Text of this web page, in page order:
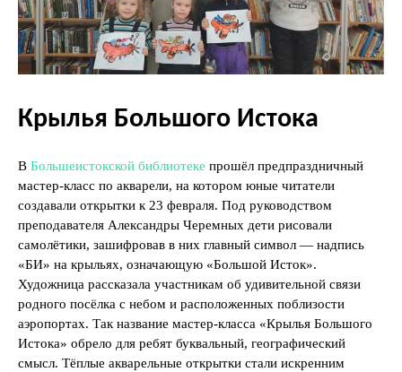
Крылья Большого Истока
В Большеистокской библиотеке прошёл предпраздничный
мастер-класс по акварели, на котором юные читатели
создавали открытки к 23 февраля. Под руководством
преподавателя Александры Черемных дети рисовали
самолётики, зашифровав в них главный символ — надпись
«БИ» на крыльях, означающую «Большой Исток».
Художница рассказала участникам об удивительной связи
родного посёлка с небом и расположенных поблизости
аэропортах. Так название мастер-класса «Крылья Большого
Истока» обрело для ребят буквальный, географический
смысл. Тёплые акварельные открытки стали искренним